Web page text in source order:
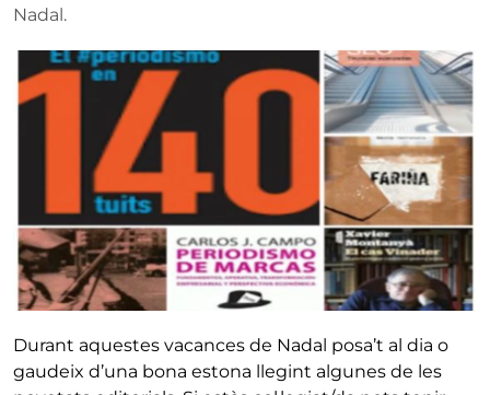
Nadal.
Durant aquestes vacances de Nadal posa’t al dia o
gaudeix d’una bona estona llegint algunes de les